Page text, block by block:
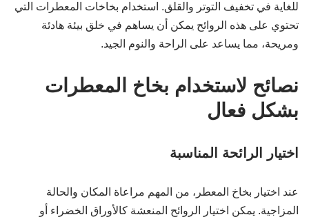
للغاية في تخفيف التوتر والقلق. استخدام بخاخات المعطرات التي
تحتوي على هذه الروائح يمكن أن يساهم في خلق بيئة هادئة
ومريحة، مما يساعد على الراحة والنوم الجيد.
نصائح لاستخدام بخاخ المعطرات
بشكل فعال
اختيار الرائحة المناسبة
عند اختيار بخاخ المعطر، من المهم مراعاة المكان والحالة
المزاجية. يمكن اختيار الروائح المنعشة كالأوراق الخضراء أو